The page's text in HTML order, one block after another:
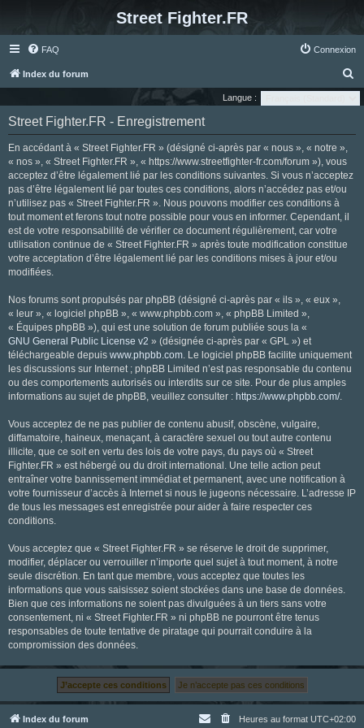
Street Fighter.FR
FAQ Connexion
Index du forum
e
Langue :
Street Fighter.FR - Enregistrement
En accédant à « Street Fighter.FR » (désigné ci-après par « nous », « notre »,
« nos », « Street Fighter.FR », « https://www.streetfighter-fr.com/forum »), vous
acceptez d’être légalement lié par les conditions suivantes. Si vous n’acceptez
pas d’être légalement lié par toutes ces conditions, alors n’accédez pas et/ou
n’utilisez pas « Street Fighter.FR ». Nous pouvons modifier ces conditions à
tout moment et ferons tout notre possible pour vous en informer. Cependant, il
est de votre responsabilité de vérifier ce document régulièrement, car votre
utilisation continue de « Street Fighter.FR » après toute modification constitue
votre acceptation d’être légalement lié par les conditions mises à jour et/ou
modifiées.
Nos forums sont propulsés par phpBB (désigné ci-après par « ils », « eux »,
« leur », « logiciel phpBB », « www.phpbb.com », « phpBB Limited »,
« Équipes phpBB »), qui est une solution de forum publiée sous la «
GNU General Public License v2 » (désignée ci-après par « GPL ») et
téléchargeable depuis www.phpbb.com. Le logiciel phpBB facilite uniquement
les discussions sur Internet ; phpBB Limited n’est pas responsable du contenu
ou des comportements autorisés ou interdits sur ce site. Pour de plus amples
informations au sujet de phpBB, veuillez consulter : https://www.phpbb.com/.
Vous acceptez de ne pas publier de contenu abusif, obscène, vulgaire,
diffamatoire, haineux, menaçant, à caractère sexuel ou tout autre contenu
illicite, que ce soit en vertu des lois de votre pays, du pays où « Street
Fighter.FR » est hébergé ou du droit international. Une telle action peut
entraîner votre bannissement immédiat et permanent, avec une notification à
votre fournisseur d’accès à Internet si nous le jugeons nécessaire. L’adresse IP
de tous les messages est enregistrée pour aider à faire respecter ces
conditions.
Vous acceptez que « Street Fighter.FR » se réserve le droit de supprimer,
modifier, déplacer ou verrouiller n’importe quel sujet à tout moment, à notre
seule discrétion. En tant que membre, vous acceptez que toutes les
informations que vous saisissez soient stockées dans une base de données.
Bien que ces informations ne soient pas divulguées à un tiers sans votre
consentement, ni « Street Fighter.FR » ni phpBB ne pourront être tenus
responsables de toute tentative de piratage qui pourrait conduire à la
compromission des données.
Index du forum Heures au format UTC+02:00